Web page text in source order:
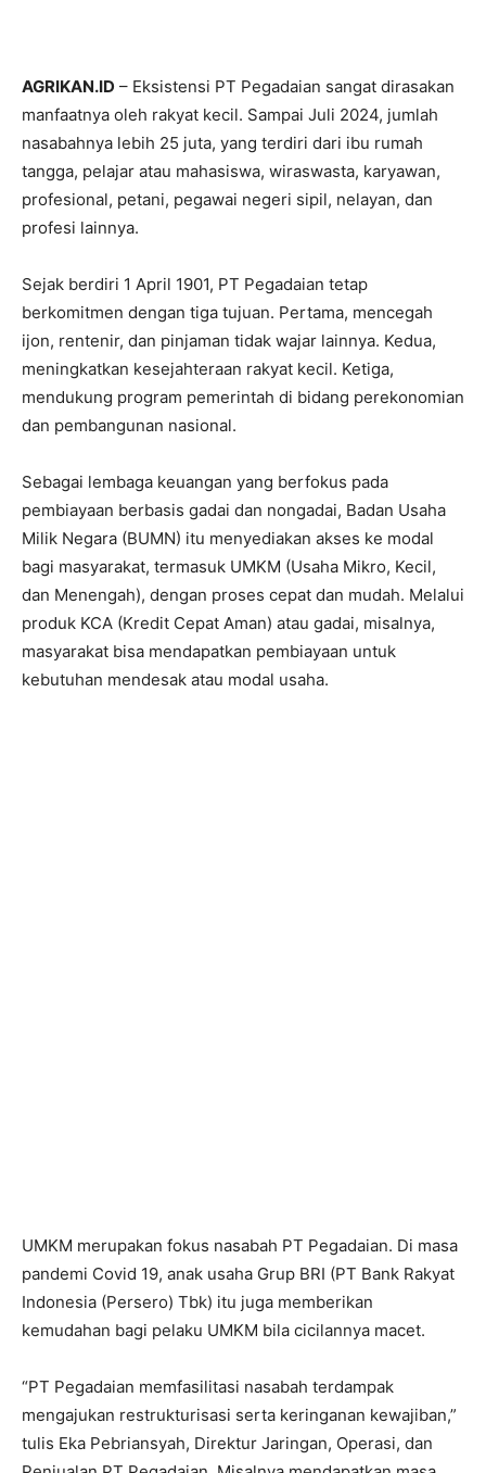
AGRIKAN.ID – Eksistensi PT Pegadaian sangat dirasakan
manfaatnya oleh rakyat kecil. Sampai Juli 2024, jumlah
nasabahnya lebih 25 juta, yang terdiri dari ibu rumah
tangga, pelajar atau mahasiswa, wiraswasta, karyawan,
profesional, petani, pegawai negeri sipil, nelayan, dan
profesi lainnya.
Sejak berdiri 1 April 1901, PT Pegadaian tetap
berkomitmen dengan tiga tujuan. Pertama, mencegah
ijon, rentenir, dan pinjaman tidak wajar lainnya. Kedua,
meningkatkan kesejahteraan rakyat kecil. Ketiga,
mendukung program pemerintah di bidang perekonomian
dan pembangunan nasional.
Sebagai lembaga keuangan yang berfokus pada
pembiayaan berbasis gadai dan nongadai, Badan Usaha
Milik Negara (BUMN) itu menyediakan akses ke modal
bagi masyarakat, termasuk UMKM (Usaha Mikro, Kecil,
dan Menengah), dengan proses cepat dan mudah. Melalui
produk KCA (Kredit Cepat Aman) atau gadai, misalnya,
masyarakat bisa mendapatkan pembiayaan untuk
kebutuhan mendesak atau modal usaha.
UMKM merupakan fokus nasabah PT Pegadaian. Di masa
pandemi Covid 19, anak usaha Grup BRI (PT Bank Rakyat
Indonesia (Persero) Tbk) itu juga memberikan
kemudahan bagi pelaku UMKM bila cicilannya macet.
“PT Pegadaian memfasilitasi nasabah terdampak
mengajukan restrukturisasi serta keringanan kewajiban,”
tulis Eka Pebriansyah, Direktur Jaringan, Operasi, dan